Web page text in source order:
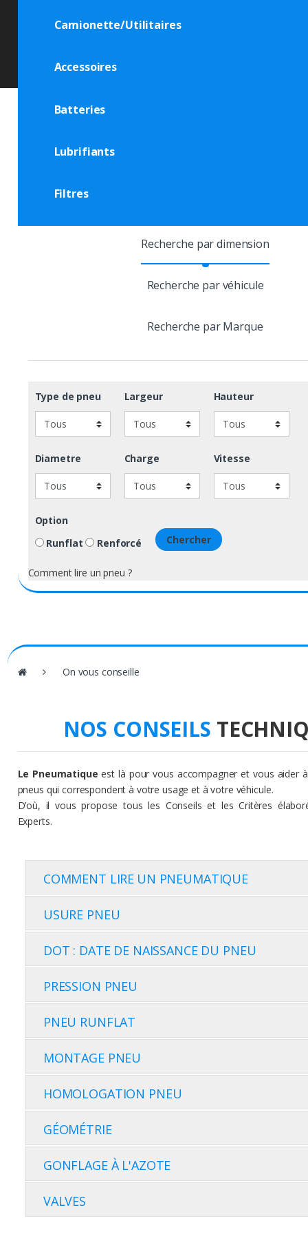
Camionette/Utilitaires
Accessoires
Batteries
Lubrifiants
Filtres
Recherche par dimension
Recherche par véhicule
Recherche par Marque
Type de pneu Largeur Hauteur
Diametre Charge Vitesse
Option
Runflat
Renforcé Chercher
Comment lire un pneu ?
V
t
s
i
c
i
On vous conseille
NOS CONSEILS
Le Pneumatiqueest là pour vous accompagner et vous aider
pneus qui correspondent à votre usage et à votre véhicule.
D’où, il vous propose tous les Conseils et les Critères
Experts.
COMMENT LIRE UN PNEUMATIQUE
USURE PNEU
DOT : DATE DE NAISSANCE DU PNEU
PRESSION PNEU
PNEU RUNFLAT
MONTAGE PNEU
HOMOLOGATION PNEU
GÉOMÉTRIE
GONFLAGE À L'AZOTE
VALVES